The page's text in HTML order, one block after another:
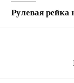
Рулевая рейка